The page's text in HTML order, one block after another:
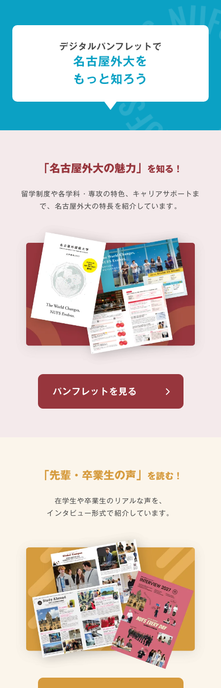
デジタルパンフレットで
名古屋外大を
もっと知ろう
名古屋外大の魅力 を知る ！
留学制度や各学科・専攻の特色、キャリアサポートま
で、名古屋外大の特長を紹介しています。
パンフレットを⾒る
先輩 ・ 卒業生の声 を読む ！
在学生や卒業生のリアルな声を、
インタビュー形式で紹介しています。